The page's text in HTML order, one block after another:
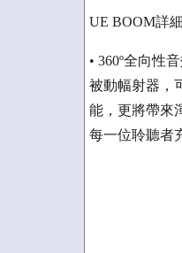
UE BOOM詳
• 360º全向性
被動幅射器，
能，更將帶來
每一位聆聽者